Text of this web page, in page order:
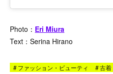
Photo： Eri Miura
Text：Serina Hirano
#ファッション・ビューティ #古着